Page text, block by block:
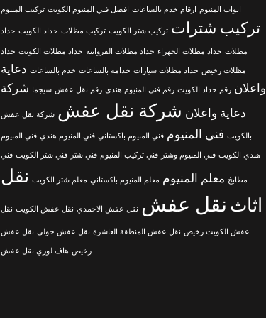
ابواب المنيوم ارقام خدم بالساعات افضل فني المنيوم الكويت تركيب المنيوم
تركيب شترات تركيب شتر الكويت تركيب مظلات حداد الكويت حداد
مظلات حداد مظلات الجهراء حداد مظلات الفروانية حداد مظلات الكويت حداد
مظلات رخيص حداد مظلات سيارات خدامه بالساعات خدم بالساعات دعاية
واعلان رقم حداد الكويت رقم فني المنيوم هندي رقم نقل عفش سيجما شركة
دعاية واعلان شركة نقل عفش شركة نقل عفش
بالكويت فني المنيوم فني المنيوم باكستاني فني المنيوم هندي فني المنيوم
هندي الكويت فني المنيوم وشتر فني تركيب المنيوم فني شتر فني شتر الكويت فني
مطابخ معلم المنيوم معلم المنيوم باكستاني معلم شتر الكويت نقل
اثاث نقل عفش نقل عفش الاحمدي نقل عفش الكويت نقل
عفش الكويت رخيص نقل عفش المنطقة العاشرة نقل عفش حولي نقل عفش
رخيص هاف لوري نقل عفش